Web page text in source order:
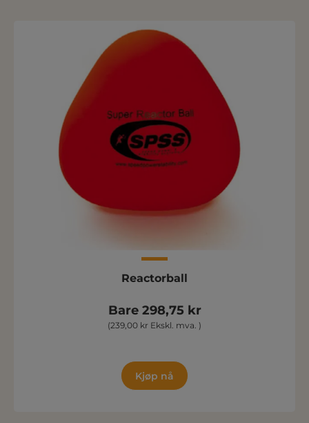
Reactorball
Bare 298,75 kr
(239,00 kr Ekskl. mva. )
Kjøp nå